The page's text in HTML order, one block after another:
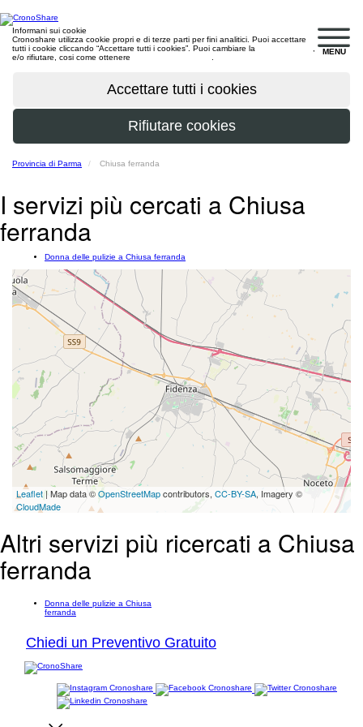
MENU
Informani sui cookie
Cronoshare utilizza cookie propri e di terze parti per fini analitici. Puoi accettare
tutti i cookie cliccando “Accettare tutti i cookies”. Puoi cambiare la
e/o rifiutare, cosi come ottenere
Provincia di Parma Chiusa ferranda
I servizi più cercati a Chiusa
ferranda
Donna delle pulizie a Chiusa ferranda
Leaflet | Map data ©OpenStreetMapcontributors, CC-BY-SA, Imagery ©
CloudMade
Altri servizi più ricercati a Chiusa
ferranda
Donna delle pulizie a Chiusa
ferranda
Chiedi un Preventivo Gratuito